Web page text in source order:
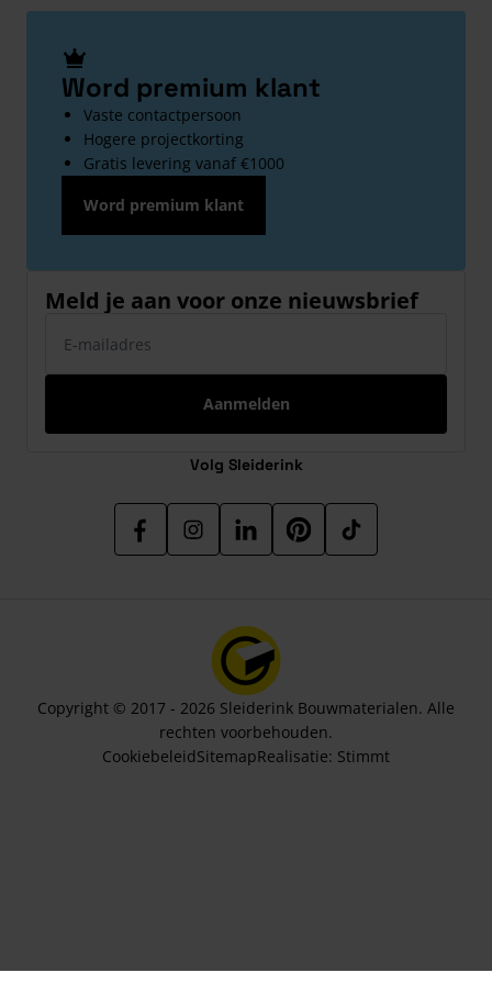
Word premium klant
Vaste contactpersoon
Hogere projectkorting
Gratis levering vanaf €1000
Word premium klant
Meld je aan voor onze nieuwsbrief
Aanmelden
Volg Sleiderink
Copyright © 2017 - 2026 Sleiderink Bouwmaterialen. Alle
rechten voorbehouden.
CookiebeleidSitemapRealisatie: Stimmt